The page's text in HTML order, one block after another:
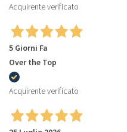
Acquirente verificato
5 Giorni Fa
Over the Top
Acquirente verificato